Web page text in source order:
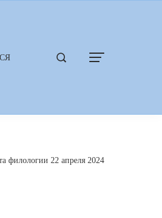
филологии 22 апреля 2024